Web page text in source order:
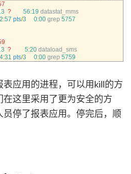
? 56:19 datastat_mms
:57 pts/3 0:00 grep 5757
? 5:20 dataload_sms
:31 pts/3 0:00 grep 5759
应用的进程，可以用kill的方
这里采用了更为安全的方
停了报表应用。停完后，顺